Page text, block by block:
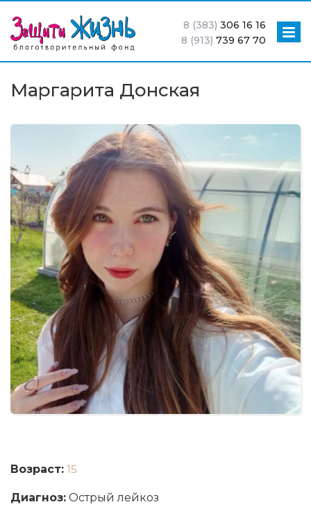
8 (383) 306 16 16
8 (913) 739 67 70
Маргарита Донская
Возраст: 15
Диагноз: Острый лейкоз